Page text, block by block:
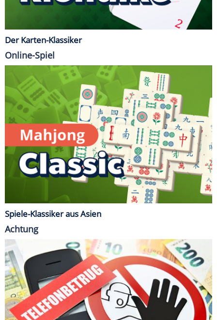
Der Karten-Klassiker
Online-Spiel
Spiele-Klassiker aus Asien
Achtung